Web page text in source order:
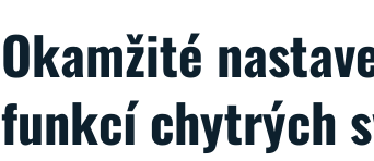
Okamžité
funkcí chytrých